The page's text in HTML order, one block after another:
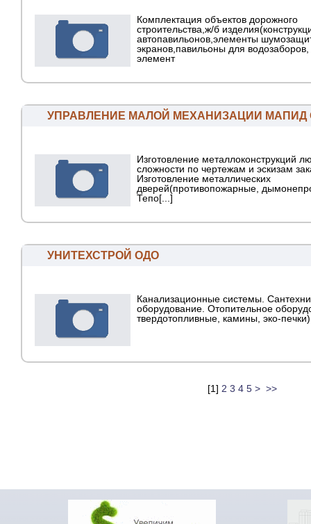
Комплектация объектов дорожного
строительства,ж/б
автопавильонов,элементы
экранов,павильоны для
элемент
УПРАВЛЕНИЕ МАЛОЙ МЕХАНИЗАЦИИ МАПИД
Изготовление металлоконструкций
сложности по чертежам и эскизам
Изготовление металлических
дверей(противопожарные,
Тепо[...]
УНИТЕХСТРОЙ ОДО
Канализационные системы.
оборудование. Отопительное
твердотопливные, камины, эко-печки)
[1] 2 3 4 5 > >>